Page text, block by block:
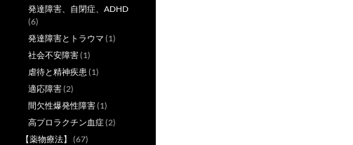
発達障害、自閉症、ADHD
(6)
発達障害とトラウマ (1)
社会不安障害(1)
虐待と精神疾患 (1)
適応障害(2)
間欠性爆発性障害(1)
高プロラクチン血症(2)
【薬物療法】
(67)